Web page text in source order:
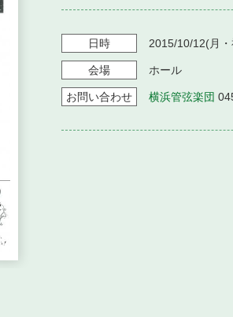
日時 2015/10/12(月
会場 ホール
お問い合わせ 横浜管弦楽団